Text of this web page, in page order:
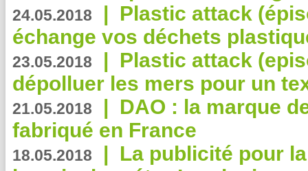
24.05.2018 | Plastic attack
échange vos déchets
23.05.2018 | Plastic attack
dépolluer les mers pour un
21.05.2018 | DAO : la marque
fabriqué en France
18.05.2018 | La publicité pour